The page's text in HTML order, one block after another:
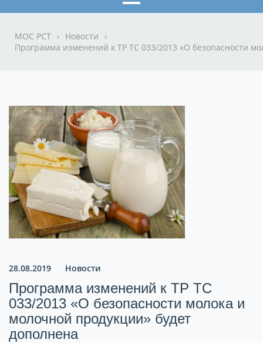
МОС РСТ › Новости
›
Программа изменений к ТР ТС 033/2013 «О безопасности
28.08.2019 Новости
Программа изменений к ТР ТС
033/2013 «О безопасности молока и
молочной продукции» будет
дополнена